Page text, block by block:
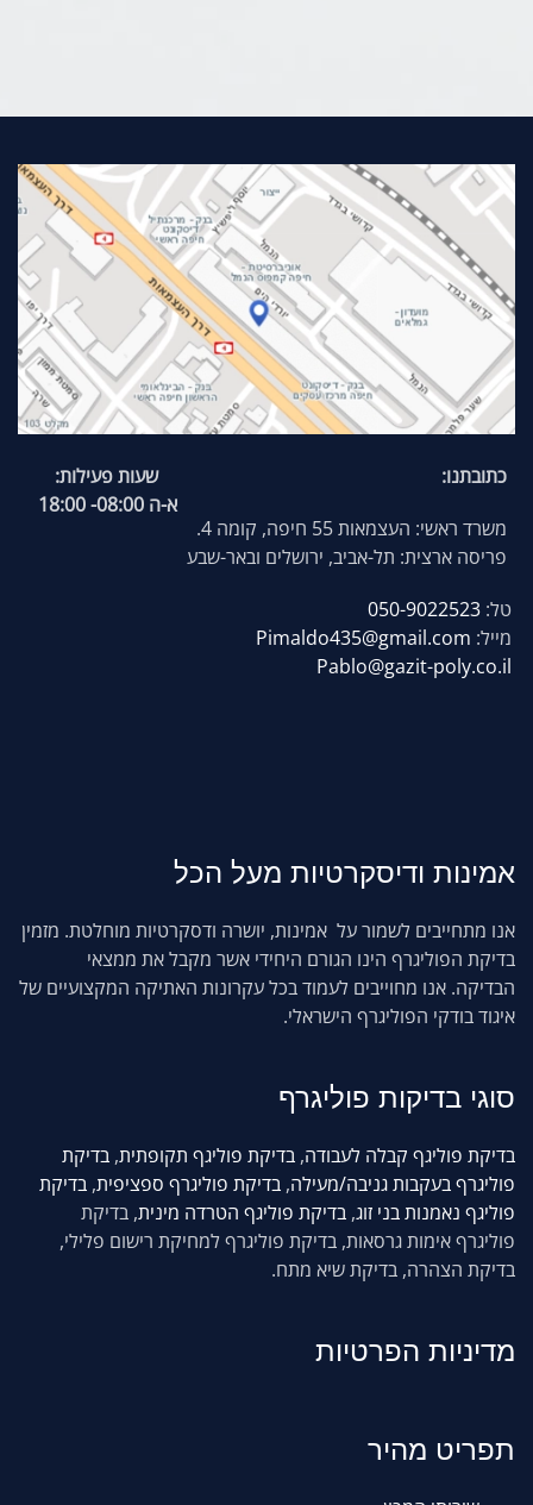
כתובתנו:
משרד ראשי: העצמאות 55 חיפה, קומה 4.
פריסה ארצית: תל-אביב, ירושלים ובאר-שבע
טל: 050-9022523
מייל: Pimaldo435@gmail.com
Pablo@gazit-poly.co.il
שעות פעילות:
א-ה 08:00- 18:00
אמינות ודיסקרטיות מעל הכל
אנו מתחייבים לשמור על אמינות, יושרה ודסקרטיות מוחלטת. מזמין
בדיקת הפוליגרף הינו הגורם היחידי אשר מקבל את ממצאי
הבדיקה. אנו מחוייבים לעמוד בכל עקרונות האתיקה המקצועיים של
איגוד בודקי הפוליגרף הישראלי.
סוגי בדיקות פוליגרף
בדיקת פוליגף קבלה לעבודה, בדיקת פוליגף תקופתית, בדיקת
פוליגרף בעקבות גניבה/מעילה, בדיקת פוליגרף ספציפית, בדיקת
פוליגף נאמנות בני זוג, בדיקת פוליגף הטרדה מינית, בדיקת
פוליגרף אימות גרסאות, בדיקת פוליגרף למחיקת רישום פלילי,
בדיקת הצהרה, בדיקת שיא מתח.
מדיניות הפרטיות
תפריט מהיר